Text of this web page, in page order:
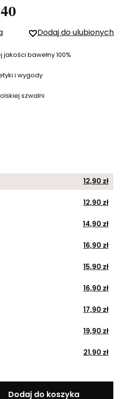
Dodaj do ulubionych
bawełny 100%
i wygody
szwalni
12,90 zł
12,90 zł
14,90 zł
16,90 zł
15,90 zł
16,90 zł
17,90 zł
19,90 zł
21,90 zł
Dodaj do koszyka